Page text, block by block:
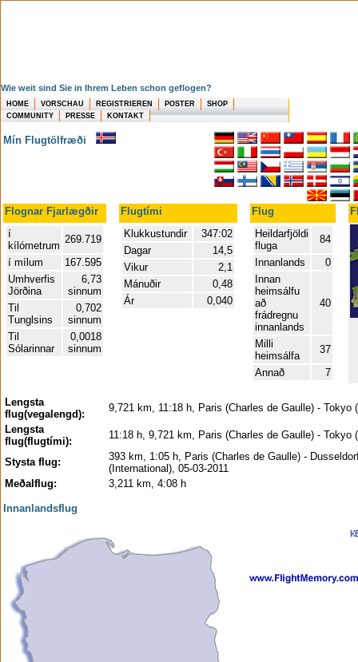
Wie weit sind Sie in Ihrem Leben schon geflogen?
HOME VORSCHAU REGISTRIEREN POSTER
SHOP
COMMUNITY
PRESSE KONTAKT
Mín Flugtölfræði
Flognar Fjarlægðir Flugtími Flug
í
kílómetrum
269.719
í mílum
167.595
Umhverfis
Jörðina
6,73
sinnum
Til
Tunglsins
0,702
sinnum
Til
Sólarinnar
0,0018
sinnum
Klukkustundir
347:02
Dagar
14,5
Vikur
2,1
Mánuðir
0,48
Ár
0,040
Heildarfjöldi
fluga
84
Innanlands
0
Innan
heimsálfu
að
frádregnu
innanlands
40
Milli
heimsálfa
37
Annað
7
Lengsta
flug(vegalengd):
9,721 km, 11:18 h, Paris (Charles de Gaulle) - Tokyo
Lengsta
flug(flugtími):
11:18 h, 9,721 km, Paris (Charles de Gaulle) - Tokyo
Stysta flug:
393 km, 1:05 h, Paris (Charles de Gaulle) -
(International), 05-03-2011
Meðalflug:
3,211 km, 4:08 h
Innanlandsflug